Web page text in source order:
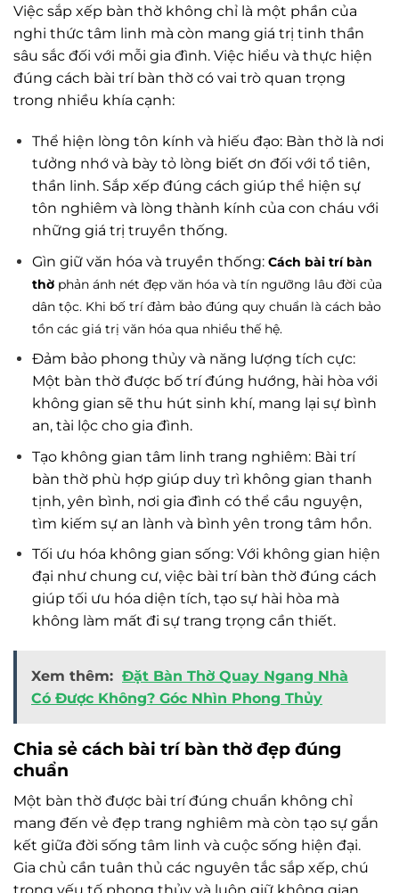
Việc sắp xếp bàn thờ không chỉ là một phần của
nghi thức tâm linh mà còn mang giá trị tinh thần
sâu sắc đối với mỗi gia đình. Việc hiểu và thực hiện
đúng cách bài trí bàn thờ có vai trò quan trọng
trong nhiều khía cạnh:
Thể hiện lòng tôn kính và hiếu đạo: Bàn thờ là nơi
tưởng nhớ và bày tỏ lòng biết ơn đối với tổ tiên,
thần linh. Sắp xếp đúng cách giúp thể hiện sự
tôn nghiêm và lòng thành kính của con cháu với
những giá trị truyền thống.
Gìn giữ văn hóa và truyền thống: Cách bài trí bàn
thờphản ánh nét đẹp văn hóa và tín ngưỡng lâu đời của
dân tộc. Khi bố trí đảm bảo đúng quy chuẩn là cách bảo
tồn các giá trị văn hóa qua nhiều thế hệ.
Đảm bảo phong thủy và năng lượng tích cực:
Một bàn thờ được bố trí đúng hướng, hài hòa với
không gian sẽ thu hút sinh khí, mang lại sự bình
an, tài lộc cho gia đình.
Tạo không gian tâm linh trang nghiêm: Bài trí
bàn thờ phù hợp giúp duy trì không gian thanh
tịnh, yên bình, nơi gia đình có thể cầu nguyện,
tìm kiếm sự an lành và bình yên trong tâm hồn.
Tối ưu hóa không gian sống: Với không gian hiện
đại như chung cư, việc bài trí bàn thờ đúng cách
giúp tối ưu hóa diện tích, tạo sự hài hòa mà
không làm mất đi sự trang trọng cần thiết.
Xem thêm: Đặt Bàn Thờ Quay Ngang Nhà
Có Được Không? Góc Nhìn Phong Thủy
Chia sẻ cách bài trí bàn thờ đẹp đúng
chuẩn
Một bàn thờ được bài trí đúng chuẩn không chỉ
mang đến vẻ đẹp trang nghiêm mà còn tạo sự gắn
kết giữa đời sống tâm linh và cuộc sống hiện đại.
Gia chủ cần tuân thủ các nguyên tắc sắp xếp, chú